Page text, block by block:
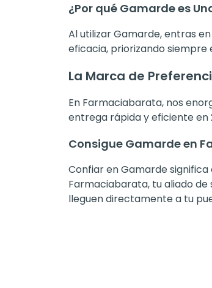
¿Por qué Gamarde es
Al utilizar Gamarde, entras
eficacia, priorizando siempre
La Marca de
En Farmaciabarata, nos
entrega rápida y eficiente en
Consigue Gamarde en
Confiar en Gamarde
Farmaciabarata, tu aliado
lleguen directamente a tu